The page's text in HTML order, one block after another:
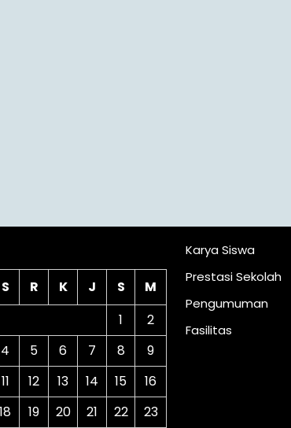
S R K J S
M
1
2
4 5 6 7 8
9
11 12 13 14 15
16
18 19 20 21 22 23
Karya Siswa
Prestasi Sekolah
Pengumuman
Fasilitas